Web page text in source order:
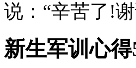
说：“辛苦了!
新生军训心